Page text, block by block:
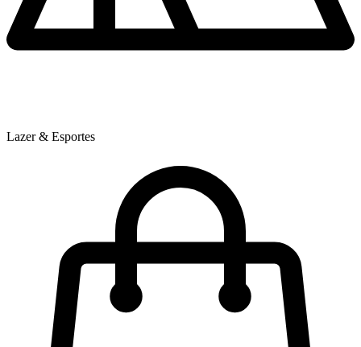
Lazer & Esportes